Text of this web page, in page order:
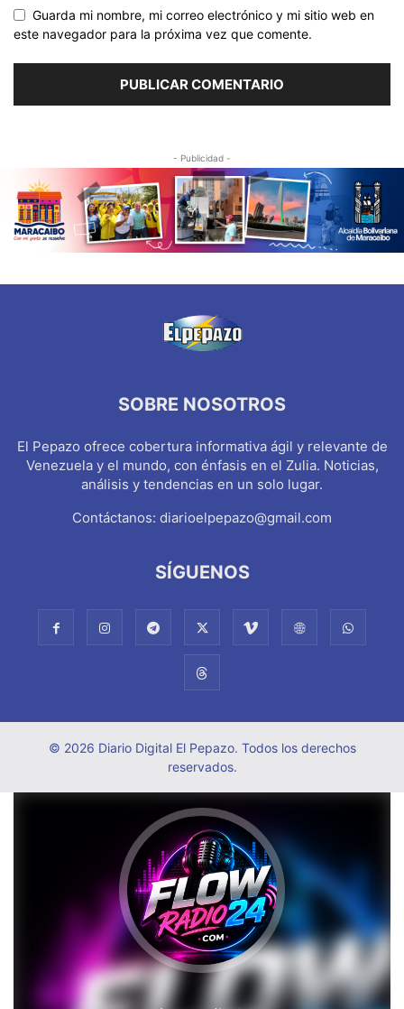
Guarda mi nombre, mi correo electrónico y mi sitio web en
este navegador para la próxima vez que comente.
- Publicidad -
SOBRE NOSOTROS
El Pepazo ofrece cobertura informativa ágil y relevante de
Venezuela y el mundo, con énfasis en el Zulia. Noticias,
análisis y tendencias en un solo lugar.
Contáctanos: diarioelpepazo@gmail.com
SÍGUENOS
© 2026 Diario Digital El Pepazo. Todos los derechos
reservados.